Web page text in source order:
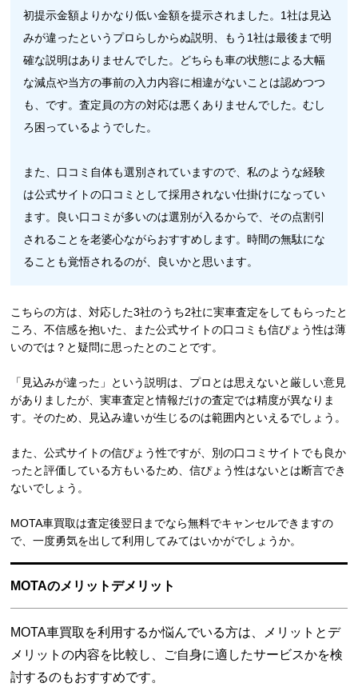
初提示金額よりかなり低い金額を提示されました。1社は見込
みが違ったというプロらしからぬ説明、もう1社は最後まで明
確な説明はありませんでした。どちらも車の状態による大幅
な減点や当方の事前の入力内容に相違がないことは認めつつ
も、です。査定員の方の対応は悪くありませんでした。むし
ろ困っているようでした。
また、口コミ自体も選別されていますので、私のような経験
は公式サイトの口コミとして採用されない仕掛けになってい
ます。良い口コミが多いのは選別が入るからで、その点割引
されることを老婆心ながらおすすめします。時間の無駄にな
ることも覚悟されるのが、良いかと思います。
こちらの方は、対応した3社のうち2社に実車査定をしてもらったと
ころ、不信感を抱いた、また公式サイトの口コミも信ぴょう性は薄
いのでは？と疑問に思ったとのことです。
「見込みが違った」という説明は、プロとは思えないと厳しい意見
がありましたが、実車査定と情報だけの査定では精度が異なりま
す。そのため、見込み違いが生じるのは範囲内といえるでしょう。
また、公式サイトの信ぴょう性ですが、別の口コミサイトでも良か
ったと評価している方もいるため、信ぴょう性はないとは断言でき
ないでしょう。
MOTA車買取は査定後翌日までなら無料でキャンセルできますの
で、一度勇気を出して利用してみてはいかがでしょうか。
MOTAのメリットデメリット
MOTA車買取を利用するか悩んでいる方は、メリットとデ
メリットの内容を比較し、ご自身に適したサービスかを検
討するのもおすすめです。